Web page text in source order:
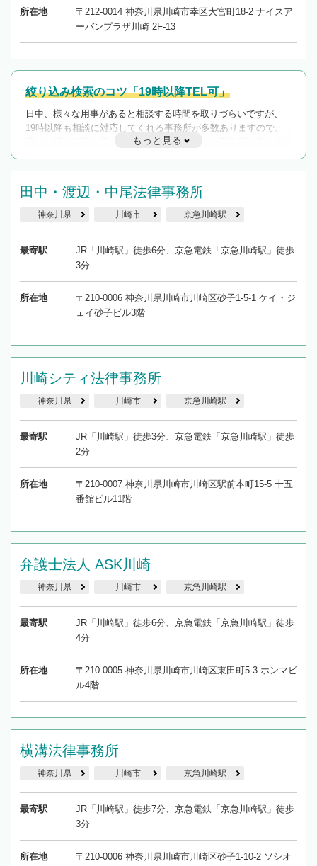
所在地
〒212-0014 神奈川県川崎市幸区大宮町18-2 ナイスア
ーバンプラザ川崎 2F-13
絞り込み検索のコツ「19時以降TEL可」
日中、様々な用事があると相談する時間を取りづらいですが、
19時以降も相談に対応してくれる事務所が多数ありますので、
遅い時間の相談が増えそうな場合はそのような事務所に絞り込
んで検索してみましょう。
を加えて再検索
もっと見る
田中・渡辺・中尾法律事務所
神奈川県 川崎市 京急川崎駅
最寄駅
JR「川崎駅」徒歩6分、京急電鉄「京急川崎駅」徒歩
3分
所在地
〒210-0006 神奈川県川崎市川崎区砂子1-5-1 ケイ・ジ
ェイ砂子ビル3階
川崎シティ法律事務所
神奈川県 川崎市 京急川崎駅
最寄駅
JR「川崎駅」徒歩3分、京急電鉄「京急川崎駅」徒歩
2分
所在地
〒210-0007 神奈川県川崎市川崎区駅前本町15-5 十五
番館ビル11階
弁護士法人 ASK川崎
神奈川県 川崎市 京急川崎駅
最寄駅
JR「川崎駅」徒歩6分、京急電鉄「京急川崎駅」徒歩
4分
所在地
〒210-0005 神奈川県川崎市川崎区東田町5-3 ホンマビ
ル4階
横溝法律事務所
神奈川県 川崎市 京急川崎駅
最寄駅
JR「川崎駅」徒歩7分、京急電鉄「京急川崎駅」徒歩
3分
所在地
〒210-0006 神奈川県川崎市川崎区砂子1-10-2 ソシオ